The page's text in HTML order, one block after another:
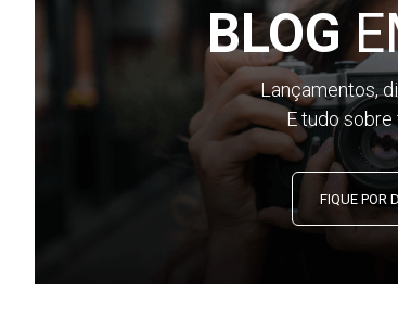
BLOG
Lançamentos,
E tudo
FIQUE POR